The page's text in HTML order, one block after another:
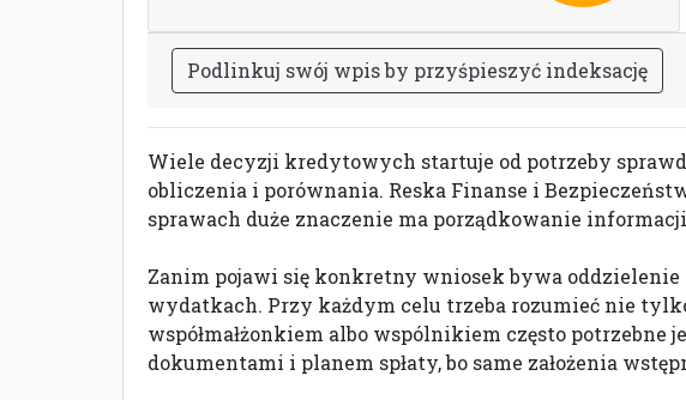
Podlinkuj swój wpisby przyśpieszyć indeksację
Wiele decyzji kredytowych startuje od potrzeby
obliczenia i porównania. Reska Finanse i
sprawach duże znaczenie ma porządkowanie
Zanim pojawi się konkretny wniosek bywa
wydatkach. Przy każdym celu trzeba rozumieć nie
współmałżonkiem albo wspólnikiem często potrzebne
dokumentami i planem spłaty, bo same założenia